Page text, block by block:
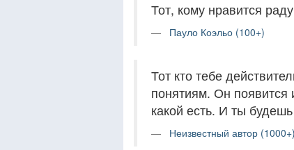
Тот, кому нравится
Пауло Коэльо (100+)
Тот кто тебе
понятиям. Он появится
какой есть. И ты
Неизвестный автор (1000+)